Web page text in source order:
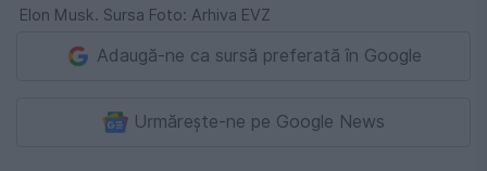
Elon Musk. Sursa Foto: Arhiva EVZ
Adaugă-ne ca sursă preferată în Google
Urmărește-ne pe Google News